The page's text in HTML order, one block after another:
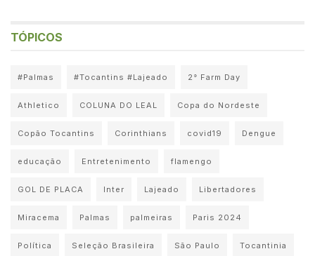
TÓPICOS
#Palmas #Tocantins #Lajeado 2° Farm Day
Athletico COLUNA DO LEAL Copa do Nordeste
Copão Tocantins Corinthians covid19 Dengue
educação Entretenimento flamengo
GOL DE PLACA Inter Lajeado Libertadores
Miracema Palmas palmeiras Paris 2024
Política Seleção Brasileira São Paulo Tocantinia